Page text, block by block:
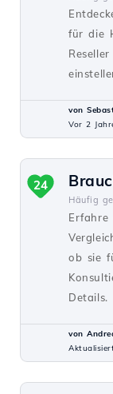
für die
von
Vor 2
Häufig
ob sie
Details.
24
von